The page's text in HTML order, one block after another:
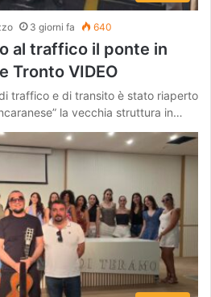
3 giorni fa 640
al traffico il ponte in
Tronto VIDEO
traffico e di transito è stato riaperto
la vecchia struttura in…